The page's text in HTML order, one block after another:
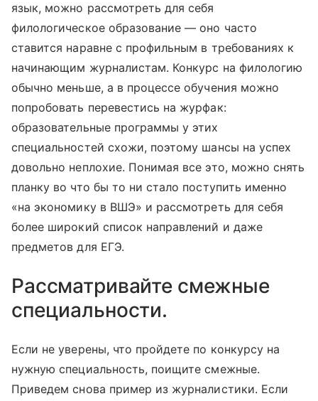
язык, можно рассмотреть для себя
филологическое образование — оно часто
ставится наравне с профильным в требованиях к
начинающим журналистам. Конкурс на филологию
обычно меньше, а в процессе обучения можно
попробовать перевестись на журфак:
образовательные программы у этих
специальностей схожи, поэтому шансы на успех
довольно неплохие. Понимая все это, можно снять
планку во что бы то ни стало поступить именно
«на экономику в ВШЭ» и рассмотреть для себя
более широкий список направлений и даже
предметов для ЕГЭ.
Рассматривайте смежные
специальности.
Если не уверены, что пройдете по конкурсу на
нужную специальность, поищите смежные.
Приведем снова пример из журналистики. Если